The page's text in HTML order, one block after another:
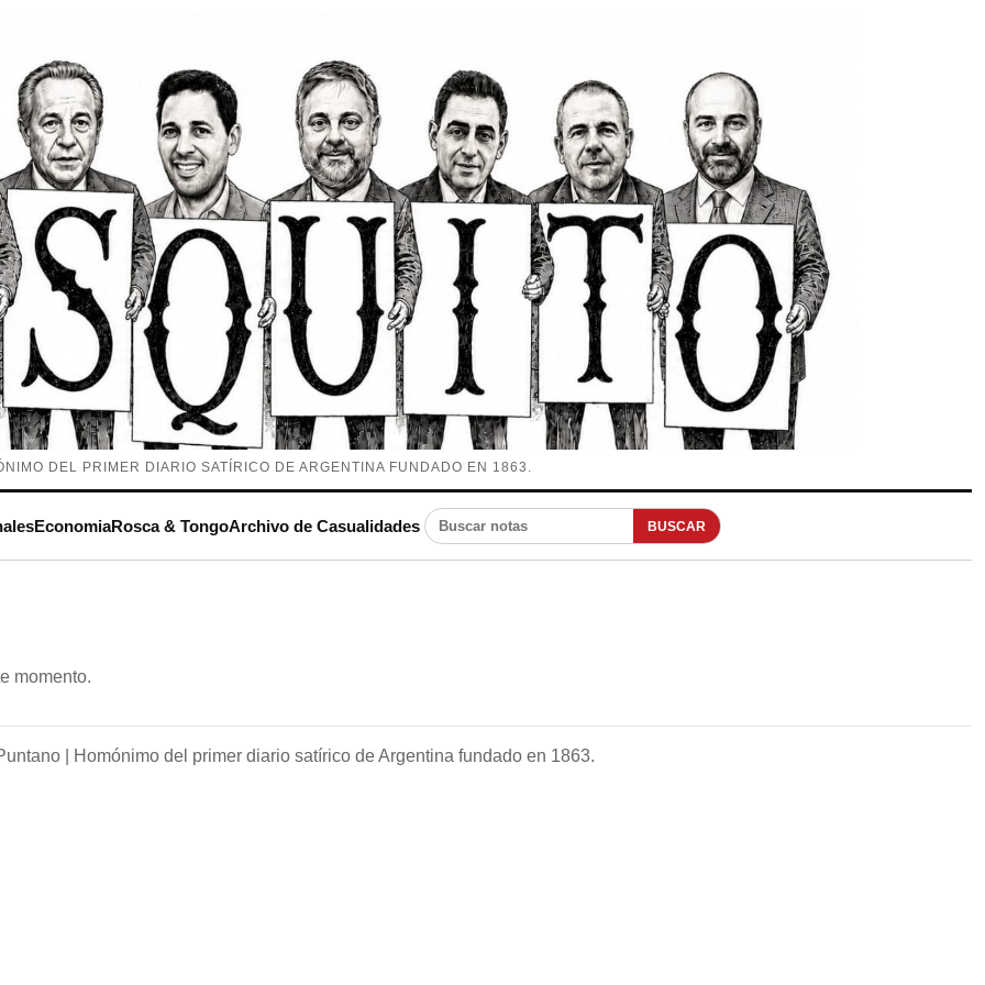
DEL PRIMER DIARIO SATÍRICO DE ARGENTINA FUNDADO EN 1863.
EconomiaRosca & TongoArchivo de Casualidades Buscar notas BUSCAR
momento.
| Homónimo del primer diario satírico de Argentina fundado en 1863.